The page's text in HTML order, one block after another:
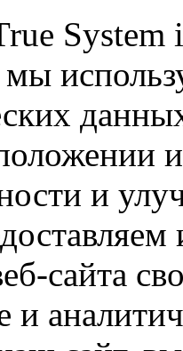
System
мы
и
сайта
и